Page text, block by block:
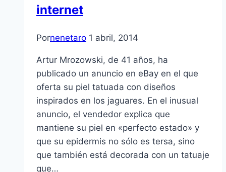
internet
Pornenetaro 1 abril, 2014
Artur Mrozowski, de 41 años, ha
publicado un anuncio en eBay en el que
oferta su piel tatuada con diseños
inspirados en los jaguares. En el inusual
anuncio, el vendedor explica que
mantiene su piel en «perfecto estado» y
que su epidermis no sólo es tersa, sino
que también está decorada con un tatuaje
que…